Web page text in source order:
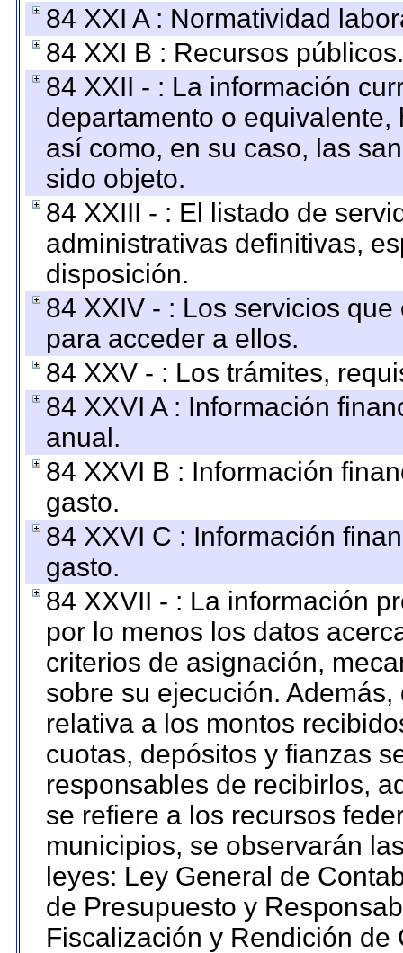
84 XXI A : Normatividad
84 XXI B : Recursos públicos.
84 XXII - : La información
departamento o
así como, en su caso, las
sido objeto.
84 XXIII - : El listado de
administrativas definitivas,
disposición.
84 XXIV - : Los servicios
para acceder a ellos.
84 XXV - : Los trámites,
84 XXVI A : Información
anual.
84 XXVI B : Información
gasto.
84 XXVI C : Información
gasto.
84 XXVII - : La información
por lo menos los datos
criterios de asignación,
sobre su ejecución.
relativa a los montos
cuotas, depósitos y fianzas
responsables de recibirlos,
se refiere a los recursos
municipios, se observarán
leyes: Ley General de
de Presupuesto y
Fiscalización y Rendición